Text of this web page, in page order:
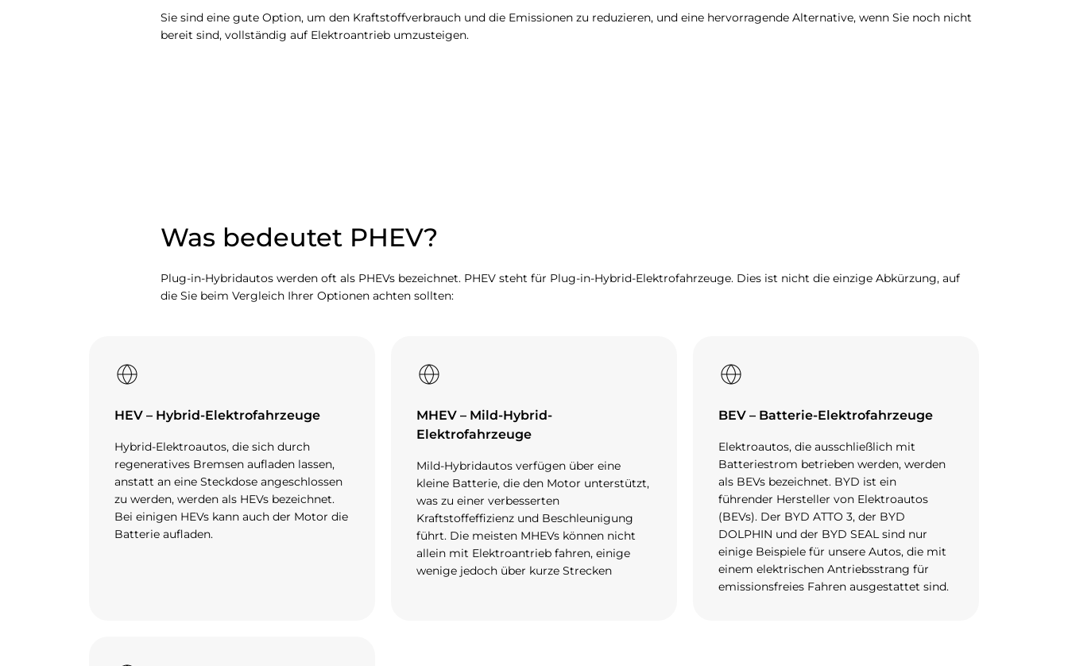
Sie sind eine gute Option, um den Kraftstoffverbrauch und die Emissionen zu reduzieren, und eine hervorragende Alternative, wenn Sie noch nicht
bereit sind, vollständig auf Elektroantrieb umzusteigen.
Was bedeutet PHEV?
Plug-in-Hybridautos werden oft als PHEVs bezeichnet. PHEV steht für Plug-in-Hybrid-Elektrofahrzeuge. Dies ist nicht die einzige Abkürzung, auf
die Sie beim Vergleich Ihrer Optionen achten sollten:
HEV – Hybrid-Elektrofahrzeuge
Hybrid-Elektroautos, die sich durch
regeneratives Bremsen aufladen lassen,
anstatt an eine Steckdose angeschlossen
zu werden, werden als HEVs bezeichnet.
Bei einigen HEVs kann auch der Motor die
Batterie aufladen.
MHEV – Mild-Hybrid-
Elektrofahrzeuge
Mild-Hybridautos verfügen über eine
kleine Batterie, die den Motor unterstützt,
was zu einer verbesserten
Kraftstoffeffizienz und Beschleunigung
führt. Die meisten MHEVs können nicht
allein mit Elektroantrieb fahren, einige
wenige jedoch über kurze Strecken
BEV – Batterie-Elektrofahrzeuge
Elektroautos, die ausschließlich mit
Batteriestrom betrieben werden, werden
als BEVs bezeichnet. BYD ist ein
führender Hersteller von Elektroautos
(BEVs). Der BYD ATTO 3, der BYD
DOLPHIN und der BYD SEAL sind nur
einige Beispiele für unsere Autos, die mit
einem elektrischen Antriebsstrang für
emissionsfreies Fahren ausgestattet sind.